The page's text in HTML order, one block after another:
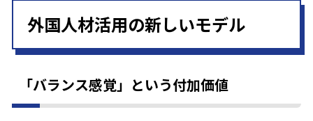
外国人材活用の新しいモデル
「バランス感覚」という付加価値